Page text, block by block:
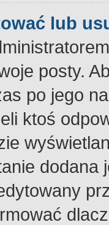
lub
posty.
po jego
ktoś
dodana